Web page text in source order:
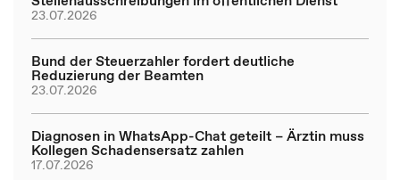
23.07.2026
Bund der Steuerzahler fordert deutliche
Reduzierung der Beamten
23.07.2026
Diagnosen in WhatsApp-Chat geteilt – Ärztin muss
Kollegen Schadensersatz zahlen
17.07.2026